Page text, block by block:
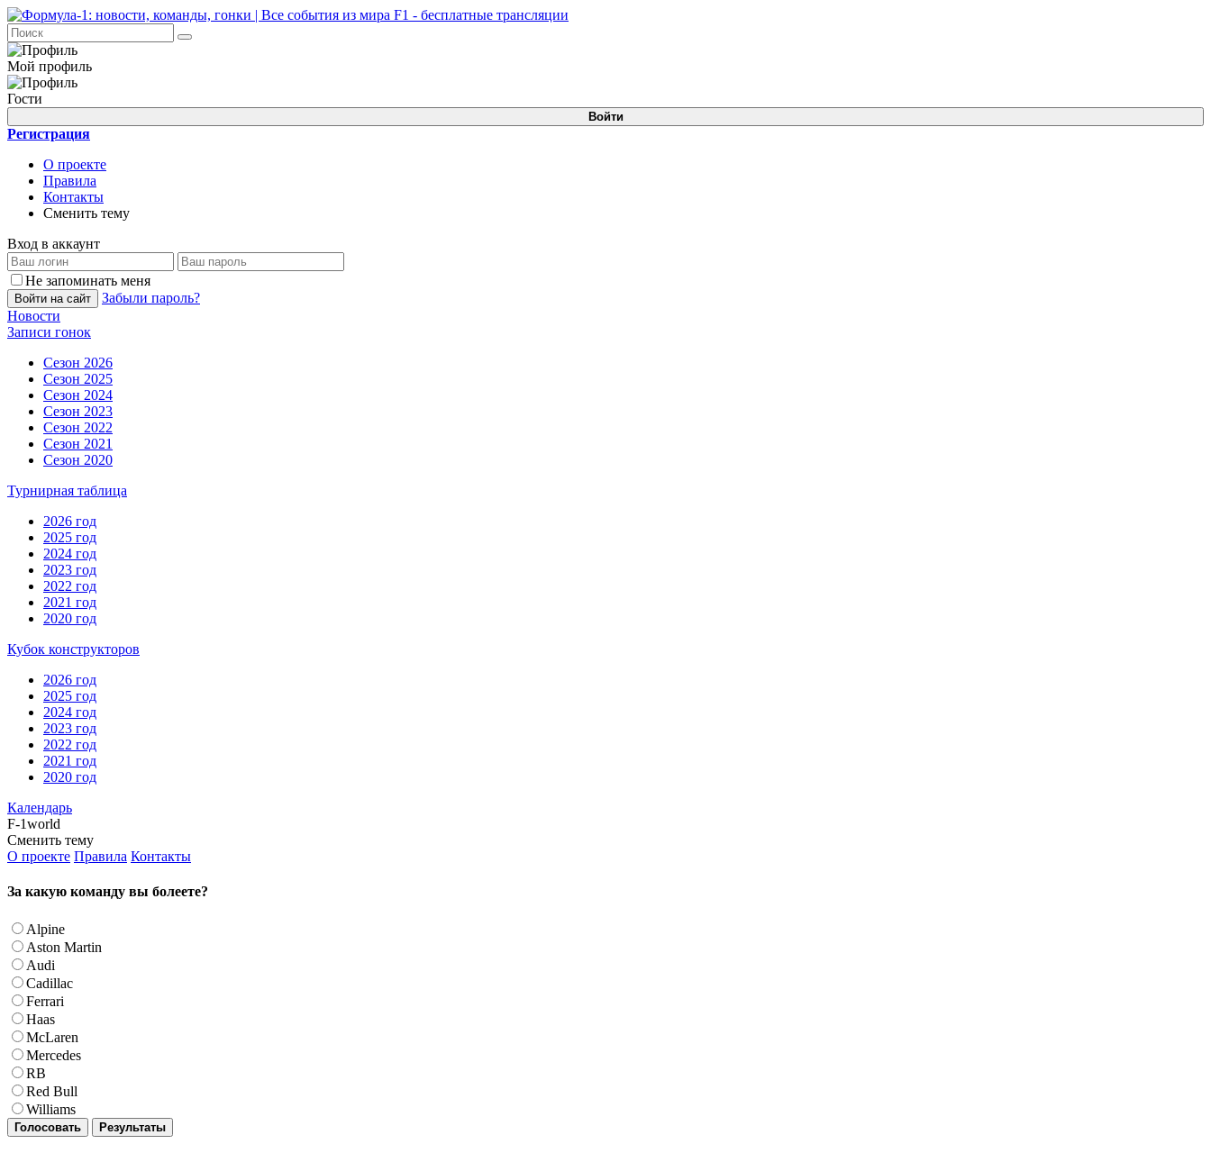
Мой профиль
Гости
Войти
Регистрация
О проекте
Правила
Контакты
Сменить тему
Вход в аккаунт
Не запоминать меня
Войти на сайт
Забыли пароль?
Новости
Записи гонок
Сезон 2026
Сезон 2025
Сезон 2024
Сезон 2023
Сезон 2022
Сезон 2021
Сезон 2020
Турнирная таблица
2026 год
2025 год
2024 год
2023 год
2022 год
2021 год
2020 год
Кубок конструкторов
2026 год
2025 год
2024 год
2023 год
2022 год
2021 год
2020 год
Календарь
F-1world
Сменить тему
О проекте Правила Контакты
За какую команду вы болеете?
Alpine
Aston Martin
Audi
Cadillac
Ferrari
Haas
McLaren
Mercedes
RB
Red Bull
Williams
Голосовать Результаты